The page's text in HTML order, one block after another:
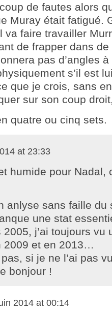
de fautes alors
Muray était fatigué.
va faire travailler
de frapper dans de
pas d’angles
s’il est
que je crois, sans
sur son coup
quatre ou cinq sets.
at 23:33
humide pour Nadal,
anlyse sans faille du
une stat
j’ai toujours vu
2009 et en 2013…
si je ne l’ai pas
bonjour !
2014 at 00:14